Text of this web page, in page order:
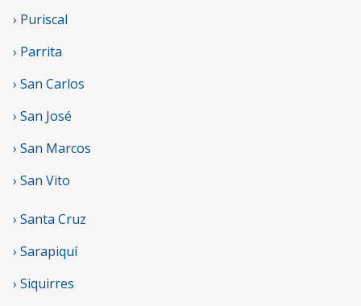
› Puriscal
› Parrita
› San Carlos
› San José
› San Marcos
› San Vito
› Santa Cruz
› Sarapiquí
› Siquirres